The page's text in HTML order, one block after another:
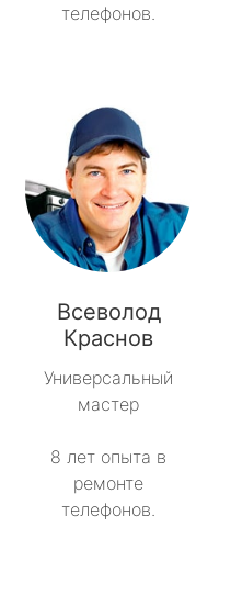
телефонов.
Всеволод
Краснов
Универсальный
мастер
8 лет опыта в
ремонте
телефонов.